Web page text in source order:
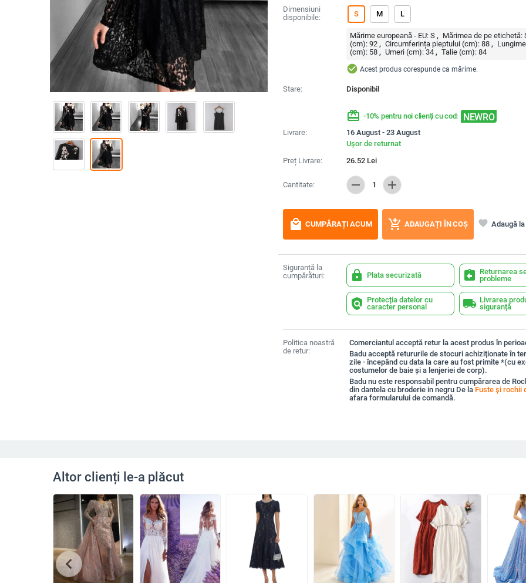
Dimensiuni
disponibile:
S M L
Mărime europeană - EU: S Mărimea de pe etichetă:
(cm): 92 Circumferința pieptului (cm): 88
(cm): 58 Umeri (cm): 34 Talie (cm): 84
check_circle Acest produs corespunde ca mărime.
Stare: Disponibil
redeem -10% pentru noi clienți cu cod: NEWRO
Livrare:
16 August - 23 August
Ușor de returnat
Preț Livrare:
26.52Lei
Cantitate: remove 1 add
local_mall CUMPĂRAȚI ACUM add_shopping_cart ADAUGAȚI ÎN COȘ favorite Adaugă
Siguranță la
cumpărături:
lock Plata securizată assignment_return Returnarea
probleme
policy Protecția datelor cu
caracter personal
local_shipping Livrarea
siguranță
Politica noastră
de retur:
Comerciantul acceptă retur la acest produs în
Badu acceptă retururile de stocuri achiziționate în
zile - începând cu data la care au fost primite *(cu
costumelor de baie și a lenjeriei de corp).
Badu nu este responsabil pentru cumpărarea de
din dantela cu broderie in negru De la Fuste și rochii
afara formularului de comandă.
Altor clienți le-a plăcut
chevron_left